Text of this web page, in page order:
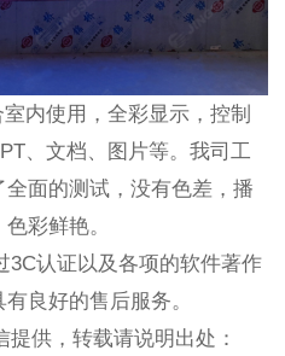
内使用，全彩显示，控制
、文档、图片等。我司工
面的测试，没有色差，播
彩鲜艳。
认证以及各项的软件著作
良好的售后服务。
供，转载请说明出处：